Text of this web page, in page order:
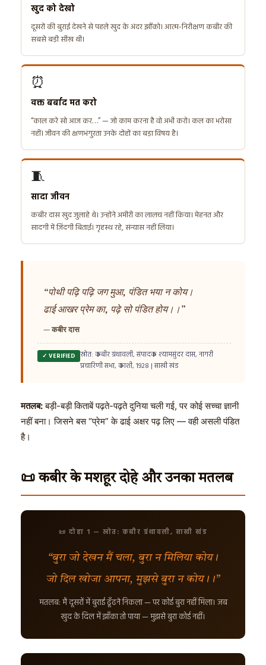
खुद को देखो
दूसरों की बुराई देखने से पहले खुद के अंदर झाँको। आत्म-निरीक्षण कबीर की
सबसे बड़ी सीख थी।
⏰
वक्त बर्बाद मत करो
“काल करे सो आज कर…” — जो काम करना है वो अभी करो। कल का भरोसा
नहीं। जीवन की क्षणभंगुरता उनके दोहों का बड़ा विषय है।
🧵
सादा जीवन
कबीर दास खुद जुलाहे थे। उन्होंने अमीरी का लालच नहीं किया। मेहनत और
सादगी में ज़िंदगी बिताई। गृहस्थ रहे, संन्यास नहीं लिया।
“पोथी पढ़ि पढ़ि जग मुआ, पंडित भया न कोय।
ढाई आखर प्रेम का, पढ़े सो पंडित होय।।”
— कबीर दास
✓ VERIFIED स्रोत: कबीर ग्रंथावली, संपादक श्यामसुंदर दास, नागरी
प्रचारिणी सभा, काशी, 1928 | साखी खंड
मतलब:बड़ी-बड़ी किताबें पढ़ते-पढ़ते दुनिया चली गई, पर कोई सच्चा ज्ञानी
नहीं बना। जिसने बस “प्रेम” के ढाई अक्षर पढ़ लिए — वही असली पंडित
है।
📜 कबीर के मशहूर दोहे और उनका मतलब
📜 दोहा 1 — स्रोत: कबीर ग्रंथावली, साखी खंड
“बुरा जो देखन मैं चला, बुरा न मिलिया कोय।
जो दिल खोजा आपना, मुझसे बुरा न कोय।।”
मतलब: मैं दूसरों में बुराई ढूँढने निकला — पर कोई बुरा नहीं मिला। जब
खुद के दिल में झाँका तो पाया — मुझसे बुरा कोई नहीं।